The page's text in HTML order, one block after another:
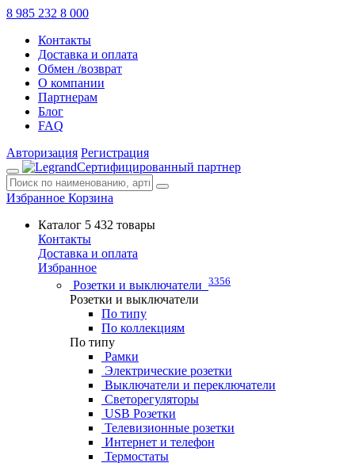
8 985 232 8 000
Контакты
Доставка и оплата
Обмен /возврат
О компании
Партнерам
Блог
FAQ
Авторизация Регистрация
Сертифицированный партнер
Избранное Корзина
Каталог 5 432 товары
Контакты
Доставка и оплата
Избранное
Розетки и выключатели 3356
Розетки и выключатели
По типу
По коллекциям
По типу
Рамки
Электрические розетки
Выключатели и переключатели
Светорегуляторы
USB Розетки
Телевизионные розетки
Интернет и телефон
Термостаты